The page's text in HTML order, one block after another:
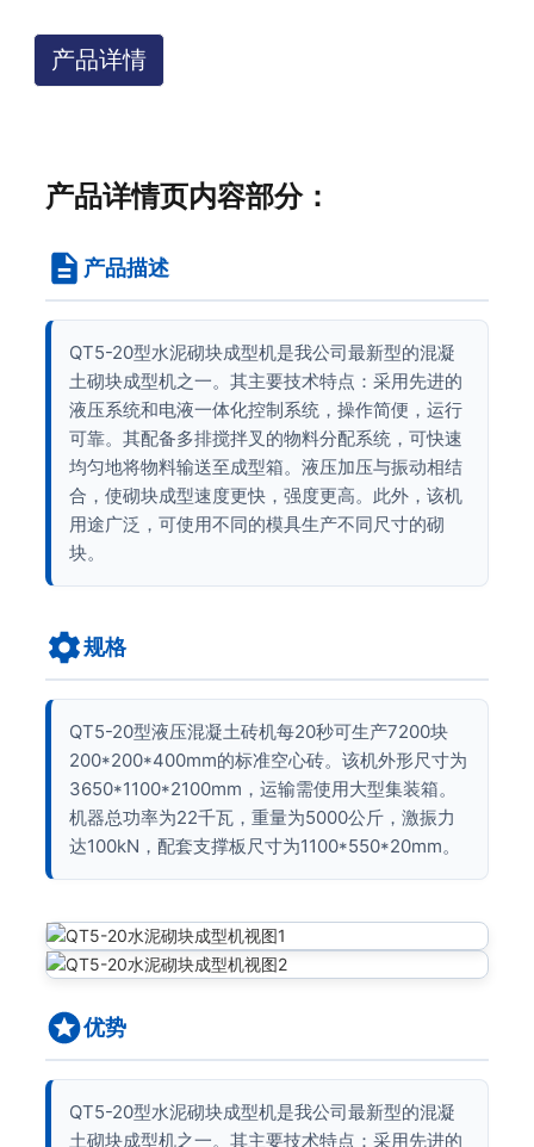
产品详情
产品详情页内容部分：
产品描述
QT5-20型水泥砌块成型机是我公司最新型的混凝
土砌块成型机之一。其主要技术特点：采用先进的
液压系统和电液一体化控制系统，操作简便，运行
可靠。其配备多排搅拌叉的物料分配系统，可快速
均匀地将物料输送至成型箱。液压加压与振动相结
合，使砌块成型速度更快，强度更高。此外，该机
用途广泛，可使用不同的模具生产不同尺寸的砌
块。
规格
QT5-20型液压混凝土砖机每20秒可生产7200块
200*200*400mm的标准空心砖。该机外形尺寸为
3650*1100*2100mm，运输需使用大型集装箱。
机器总功率为22千瓦，重量为5000公斤，激振力
达100kN，配套支撑板尺寸为1100*550*20mm。
优势
QT5-20型水泥砌块成型机是我公司最新型的混凝
土砌块成型机之一。其主要技术特点：采用先进的